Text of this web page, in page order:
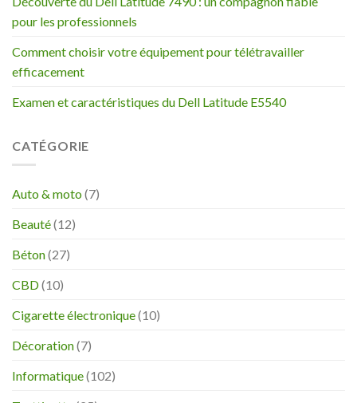
pour les professionnels
Comment choisir votre équipement pour télétravailler
efficacement
Examen et caractéristiques du Dell Latitude E5540
CATÉGORIE
Auto & moto(7)
Beauté(12)
Béton(27)
CBD(10)
Cigarette électronique(10)
Décoration(7)
Informatique(102)